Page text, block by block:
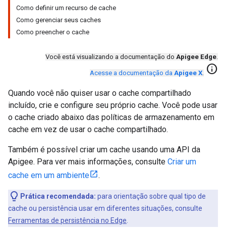
Como definir um recurso de cache
Como gerenciar seus caches
Como preencher o cache
Você está visualizando a documentação do Apigee Edge.
Acesse a documentação da Apigee X. info
Quando você não quiser usar o cache compartilhado
incluído, crie e configure seu próprio cache. Você pode usar
o cache criado abaixo das políticas de armazenamento em
cache em vez de usar o cache compartilhado.
Também é possível criar um cache usando uma API da
Apigee. Para ver mais informações, consulte Criar um
cache em um ambiente
.
Prática recomendada: para orientação sobre qual tipo de
cache ou persistência usar em diferentes situações, consulte
Ferramentas de persistência no Edge